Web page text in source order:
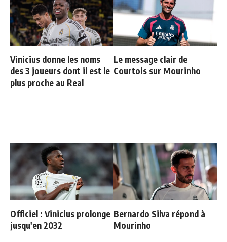
Vinicius donne les noms
des 3 joueurs dont il est le
plus proche au Real
Le message clair de
Courtois sur Mourinho
Officiel : Vinicius prolonge
jusqu'en 2032
Bernardo Silva répond à
Mourinho